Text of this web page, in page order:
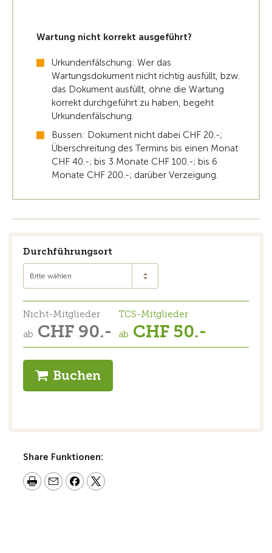
Wartung nicht korrekt ausgeführt?
Urkundenfälschung: Wer das
Wartungsdokument nicht richtig ausfüllt, bzw.
das Dokument ausfüllt, ohne die Wartung
korrekt durchgeführt zu haben, begeht
Urkundenfälschung.
Bussen: Dokument nicht dabei CHF 20.-;
Überschreitung des Termins bis einen Monat
CHF 40.-; bis 3 Monate CHF 100.-; bis 6
Monate CHF 200.-; darüber Verzeigung.
Durchführungsort
Bitte wählen
Nicht-Mitglieder
ab CHF 90.-
TCS-Mitglieder
ab CHF 50.-
Buchen
Share Funktionen: